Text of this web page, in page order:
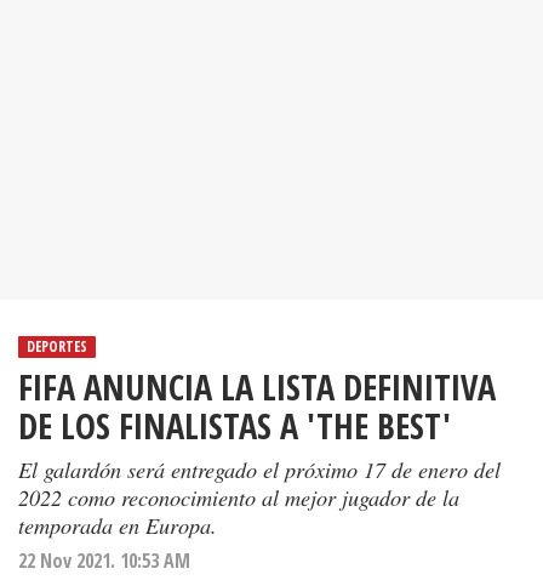
DEPORTES
FIFA ANUNCIA LA LISTA DEFINITIVA
DE LOS FINALISTAS A 'THE BEST'
El galardón será entregado el próximo 17 de enero del
2022 como reconocimiento al mejor jugador de la
temporada en Europa.
22 Nov 2021. 10:53 AM